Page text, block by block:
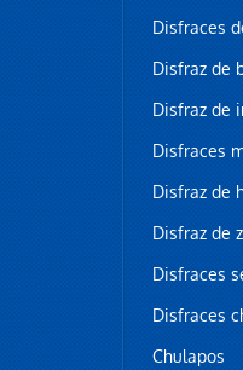
Disfraces
Disfraz de
Disfraz de
Disfraces
Disfraz de
Disfraz de
Disfraces
Disfraces
Chulapos